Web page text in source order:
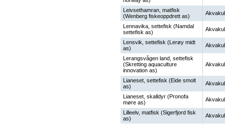
Leivsethamran, matfisk
(Wenberg fiskeoppdrett as)
Lennavika, settefisk (Namdal
settefisk as)
Lensvik, settefisk (Lerøy midt
as)
Lerangsvågen land, settefisk
(Skretting aquaculture
innovation as)
Lianeset, settefisk (Eide smolt
as)
Lianeset, skalldyr (Pronofa
møre as)
Lilleelv, matfisk (Sigerfjord fisk
as)